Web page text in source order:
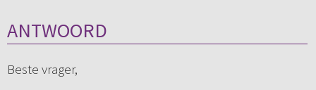
ANTWOORD
Beste vrager,